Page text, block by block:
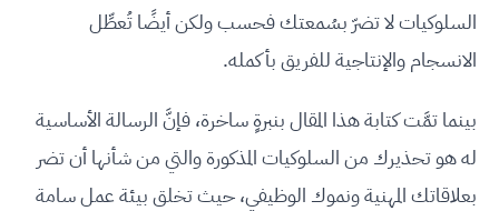
السلوكيات لا تضرّ بسُمعتك فحسب ولكن أيضًا تُعطِّل
الانسجام والإنتاجية للفريق بأكمله.
بينما تمَّت كتابة هذا المقال بنبرةٍ ساخرة، فإنَّ الرسالة الأساسية
له هو تحذيرك من السلوكيات المذكورة والتي من شأنها أن تضر
بعلاقاتك المهنية ونموك الوظيفي، حيث تخلق بيئة عمل سامة